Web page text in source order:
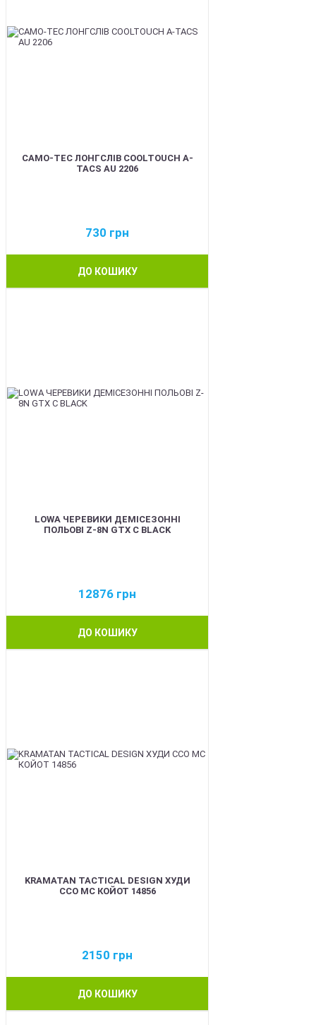
CAMO-TEC ЛОНГСЛІВ COOLTOUCH A-
TACS AU 2206
730 грн
ДО КОШИКУ
LOWA ЧЕРЕВИКИ ДЕМІСЕЗОННІ
ПОЛЬОВІ Z-8N GTX C BLACK
12876 грн
ДО КОШИКУ
KRAMATAN TACTICAL DESIGN ХУДИ
ССО МС КОЙОТ 14856
2150 грн
ДО КОШИКУ